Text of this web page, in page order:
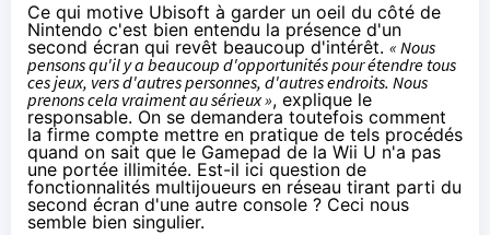
Ce qui motive Ubisoft à garder un oeil du côté de
Nintendo c'est bien entendu la présence d'un
second écran qui revêt beaucoup d'intérêt. « Nous
pensons qu'il y a beaucoup d'opportunités pour étendre tous
ces jeux, vers d'autres personnes, d'autres endroits. Nous
prenons cela vraiment au sérieux », explique le
responsable. On se demandera toutefois comment
la firme compte mettre en pratique de tels procédés
quand on sait que le Gamepad de la Wii U n'a pas
une portée illimitée. Est-il ici question de
fonctionnalités multijoueurs en réseau tirant parti du
second écran d'une autre console ? Ceci nous
semble bien singulier.